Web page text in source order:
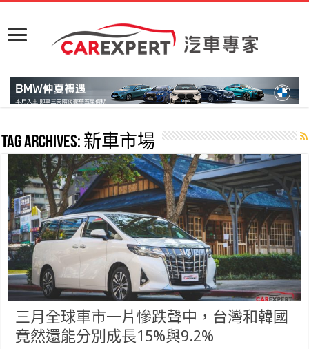
Tag Archives: 新車市場
三月全球車市一片慘跌聲中，台灣和韓國
竟然還能分別成長15%與9.2%